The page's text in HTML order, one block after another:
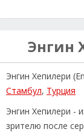
Энгин
Энгин Хепилери
Стамбул, Турция
Энгин Хепилери -
зрителю после